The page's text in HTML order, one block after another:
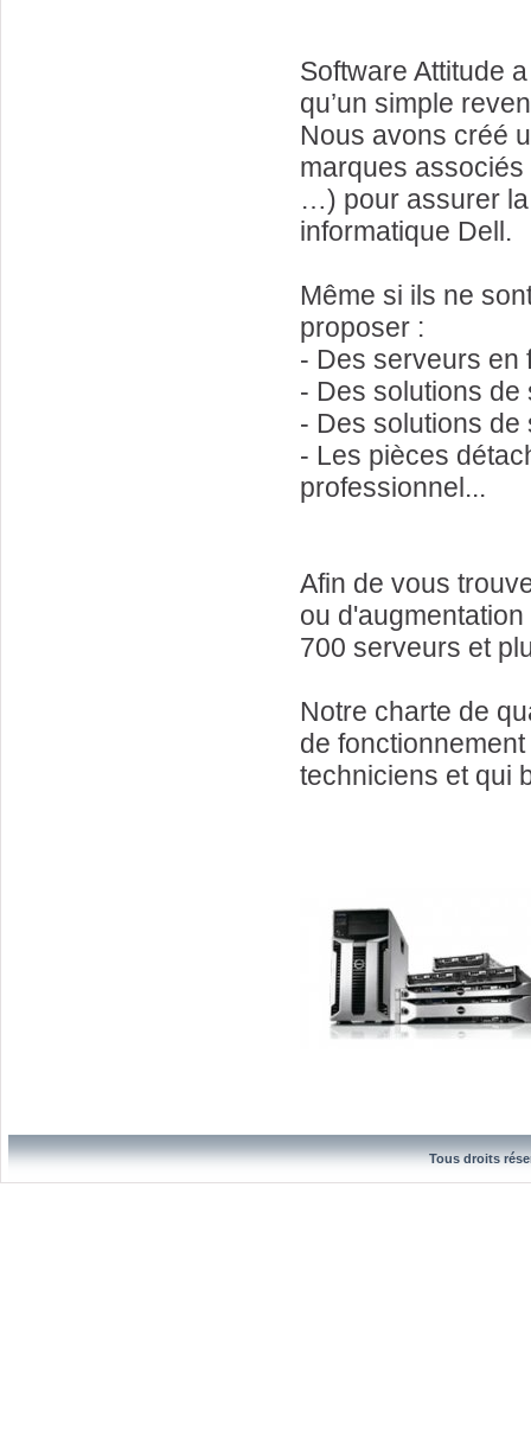
Software Attitude
qu’un simple
Nous avons créé
marques
…) pour assurer
informatique Dell.
Même si ils ne
proposer :
- Des serveurs en
- Des solutions de
- Des solutions
- Les pièces
professionnel...
Afin de vous
ou
700 serveurs et
Notre charte de
de
techniciens et qui
Tous droits